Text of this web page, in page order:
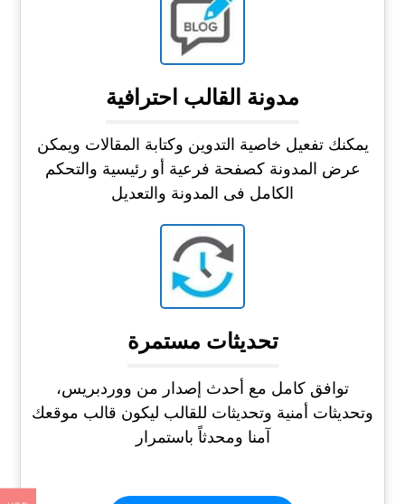
مدونة القالب احترافية
يمكنك تفعيل خاصية التدوين وكتابة المقالات ويمكن
عرض المدونة كصفحة فرعية أو رئيسية والتحكم
الكامل فى المدونة والتعديل
تحديثات مستمرة
توافق كامل مع أحدث إصدار من ووردبريس،
وتحديثات أمنية وتحديثات للقالب ليكون قالب موقعك
آمنا ومحدثاً باستمرار